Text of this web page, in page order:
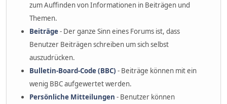
zum Auffinden von Informationen in Beiträgen und
Themen.
Beiträge- Der ganze Sinn eines Forums ist, dass
Benutzer Beiträgen schreiben um sich selbst
auszudrücken.
Bulletin-Board-Code (BBC) - Beiträge können mit ein
wenig BBC aufgewertet werden.
Persönliche Mitteilungen - Benutzer können